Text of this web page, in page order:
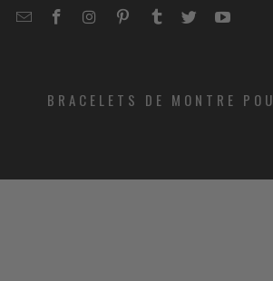
EMAILSTRAPCODE
STRAPCODE
STRAPCODE
STRAPCODE
BRACELETS DE MONTRE